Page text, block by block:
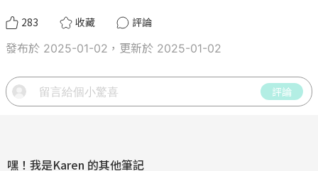
283 收藏
評論
發布於 2025-01-02，更新於 2025-01-02
評論
嘿！我是Karen 的其他筆記